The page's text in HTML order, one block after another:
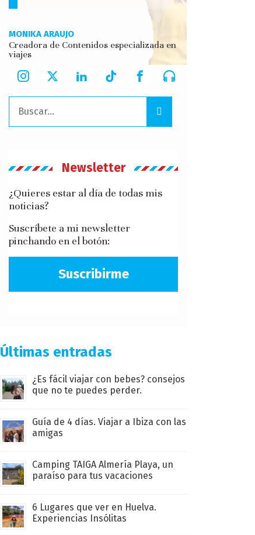
MONIKA ARAUJO
Creadora de Contenidos especializada en
viajes
Buscar:
Newsletter
¿Quieres estar al día de todas mis
noticias?
Suscríbete a mi newsletter
pinchando en el botón:
Suscribirme
Últimas entradas
¿Es fácil viajar con bebes? consejos
que no te puedes perder.
Guía de 4 días. Viajar a Ibiza con las
amigas
Camping TAIGA Almería Playa, un
paraíso para tus vacaciones
6 Lugares que ver en Huelva.
Experiencias Insólitas